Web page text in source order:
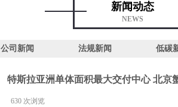
新闻动态
NEWS
公司新闻 法规新闻 低碳
特斯拉亚洲单体面积最大交付中心 北京
630 次浏览